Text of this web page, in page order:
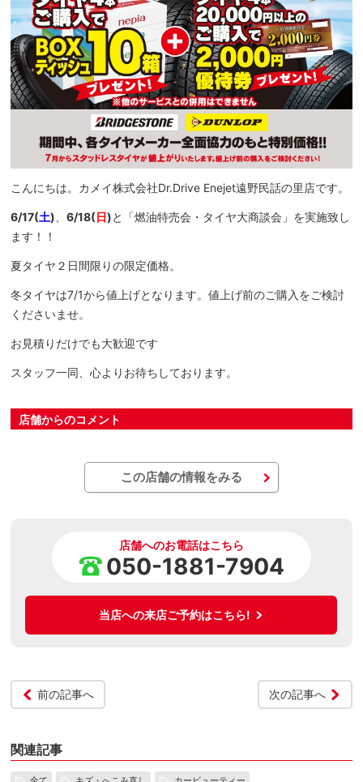
こんにちは。カメイ株式会社Dr.Drive Enejet遠野民話の里店です。
6/17(土) 、6/18(日)と「燃油特売会・タイヤ大商談会」を実施致し
ます！！
夏タイヤ２日間限りの限定価格。
冬タイヤは7/1から値上げとなります。値上げ前のご購入をご検討
くださいませ。
お見積りだけでも大歓迎です
スタッフ一同、心よりお待ちしております。
店舗からのコメント
この店舗の情報をみる
店舗へのお電話はこちら
050-1881-7904
当店への来店ご予約はこちら!
前の記事へ 次の記事へ
関連記事